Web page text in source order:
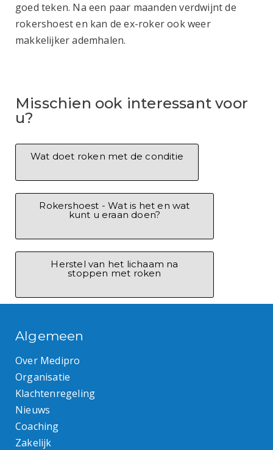
goed teken. Na een paar maanden verdwijnt de
rokershoest en kan de ex-roker ook weer
makkelijker ademhalen.
Misschien ook interessant voor
u?
Wat doet roken met de conditie
Rokershoest - Wat is het en wat
kunt u eraan doen?
Herstel van het lichaam na
stoppen met roken
Algemeen
Over Medipro
Organisatie
Klachtenregeling
Nieuws
Coaching
Zakelijk